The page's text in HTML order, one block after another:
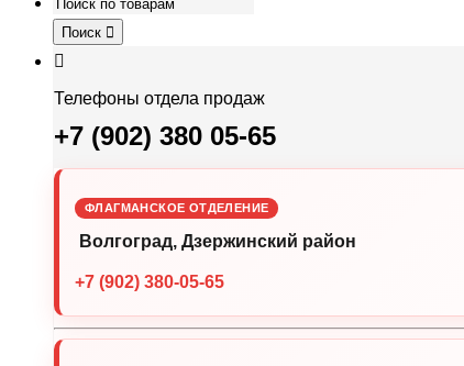
Поиск
Телефоны отдела продаж
+7 (902) 380 05-65
ФЛАГМАНСКОЕ ОТДЕЛЕНИЕ
Волгоград, Дзержинский район
+7 (902) 380-05-65